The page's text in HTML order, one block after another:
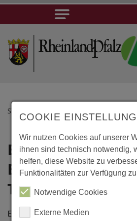
STARTSEITE
Birkenwerder,
Erweiterung
Therapiezentrum
Erweiterung aus
COOKIE
Wir nutzen Cookies auf unserer
ihnen sind technisch notwendig,
helfen, diese Website zu
Funktionalitäten zur Verfügung
Notwendige Cookies
Externe Medien